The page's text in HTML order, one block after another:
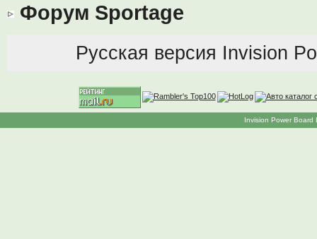
Форум Sportage
Русская версия Invision
Invision Power